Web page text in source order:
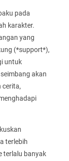
pada
karakter.
yang
(*support*),
untuk
akan
cerita,
terlebih
terlalu banyak